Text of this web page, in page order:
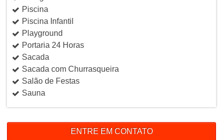
Piscina
Piscina Infantil
Playground
Portaria 24 Horas
Sacada
Sacada com Churrasqueira
Salão de Festas
Sauna
ENTRE EM CONTATO